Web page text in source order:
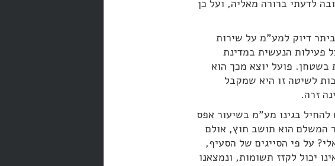
לדעתי ברורה מאליה, ועל כן
דיוק למע"מ על שירות
פעילות הנעשית במדינת
בשטחן. פועל יוצא מכך הוא
לשיטה זו היא שמקבל
זרה.
בגינו מע"מ בשיעור אפס
קורה כאשר המשלם הוא תושב חוץ, אולם
על פי הסייגים של הסעיף,
יכול לקזז תשומות, ונמצאנו